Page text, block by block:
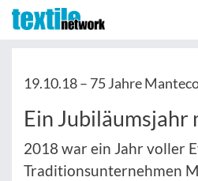
19.10.18 – 75 Jahre
Ein Jubiläumsjahr
2018 war ein Jahr voller
Traditionsunternehmen